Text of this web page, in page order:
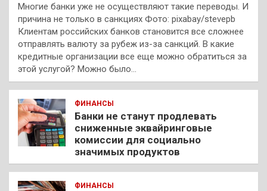
Многие банки уже не осуществляют такие переводы. И
причина не только в санкциях Фото: pixabay/stevepb
Клиентам российских банков становится все сложнее
отправлять валюту за рубеж из-за санкций. В какие
кредитные организации все еще можно обратиться за
этой услугой? Можно было…
ФИНАНСЫ
Банки не станут продлевать
сниженные эквайринговые
комиссии для социально
значимых продуктов
ФИНАНСЫ